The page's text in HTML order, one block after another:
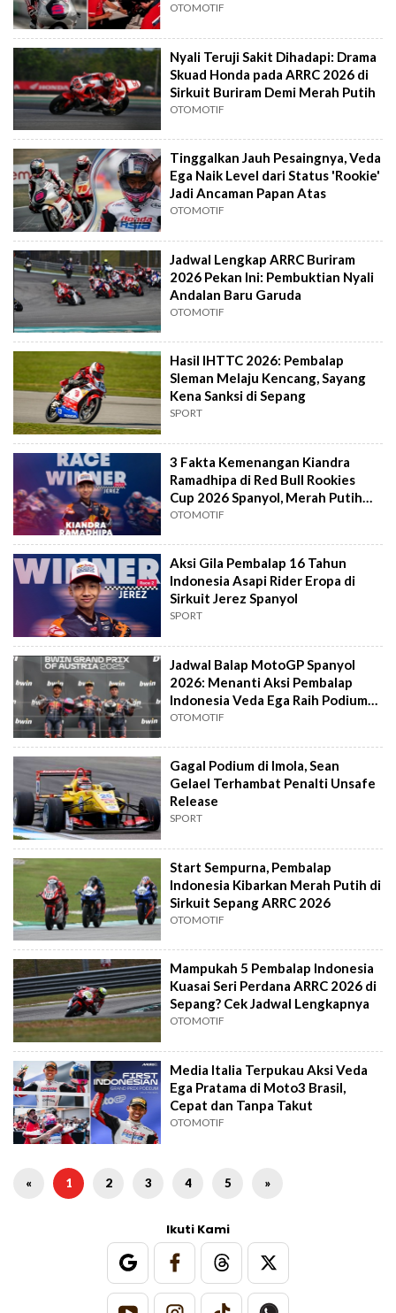
OTOMOTIF
Nyali Teruji Sakit Dihadapi: Drama
Skuad Honda pada ARRC 2026 di
Sirkuit Buriram Demi Merah Putih
OTOMOTIF
Tinggalkan Jauh Pesaingnya, Veda
Ega Naik Level dari Status 'Rookie'
Jadi Ancaman Papan Atas
OTOMOTIF
Jadwal Lengkap ARRC Buriram
2026 Pekan Ini: Pembuktian Nyali
Andalan Baru Garuda
OTOMOTIF
Hasil IHTTC 2026: Pembalap
Sleman Melaju Kencang, Sayang
Kena Sanksi di Sepang
SPORT
3 Fakta Kemenangan Kiandra
Ramadhipa di Red Bull Rookies
Cup 2026 Spanyol, Merah Putih
Menyala
OTOMOTIF
Aksi Gila Pembalap 16 Tahun
Indonesia Asapi Rider Eropa di
Sirkuit Jerez Spanyol
SPORT
Jadwal Balap MotoGP Spanyol
2026: Menanti Aksi Pembalap
Indonesia Veda Ega Raih Podium
Lagi
OTOMOTIF
Gagal Podium di Imola, Sean
Gelael Terhambat Penalti Unsafe
Release
SPORT
Start Sempurna, Pembalap
Indonesia Kibarkan Merah Putih di
Sirkuit Sepang ARRC 2026
OTOMOTIF
Mampukah 5 Pembalap Indonesia
Kuasai Seri Perdana ARRC 2026 di
Sepang? Cek Jadwal Lengkapnya
OTOMOTIF
Media Italia Terpukau Aksi Veda
Ega Pratama di Moto3 Brasil,
Cepat dan Tanpa Takut
OTOMOTIF
« 1 2 3 4 5 »
Ikuti Kami